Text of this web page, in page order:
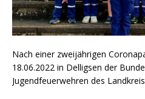
Nach einer zweijährigen
18.06.2022 in Delligsen der
Jugendfeuerwehren des